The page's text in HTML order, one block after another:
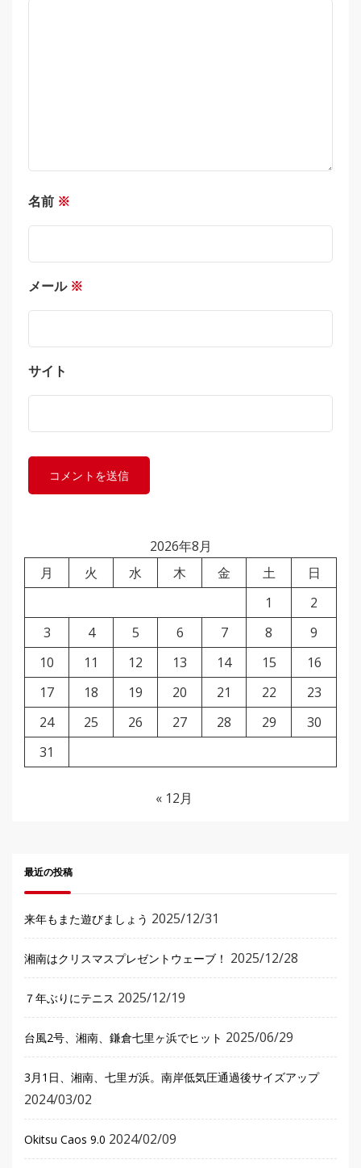
名前 ※
メール ※
サイト
2026年8月
月
火 水 木 金 土
日
1
2
3
4 5 6 7 8
9
10
11 12 13 14 15
16
17
18 19 20 21 22
23
24
25 26 27 28 29
30
31
« 12月
最近の投稿
来年もまた遊びましょう 2025/12/31
湘南はクリスマスプレゼントウェーブ！ 2025/12/28
７年ぶりにテニス 2025/12/19
台風2号、湘南、鎌倉七里ヶ浜でヒット 2025/06/29
3月1日、湘南、七里ガ浜。南岸低気圧通過後サイズアップ
2024/03/02
Okitsu Caos 9.0 2024/02/09